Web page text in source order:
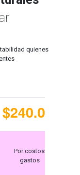
quienes
$240.000
Por costos y
gastos